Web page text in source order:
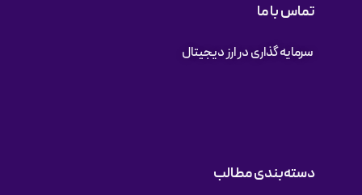
تماس با ما
سرمایه گذاری در ارز دیجیتال
دسته‌بندی مطالب